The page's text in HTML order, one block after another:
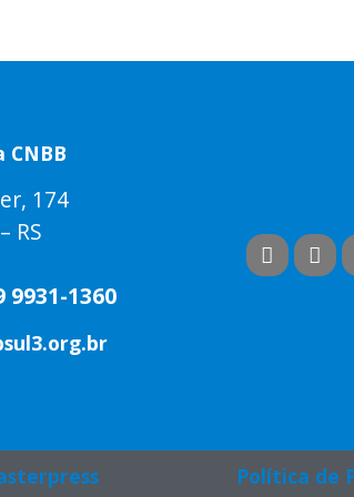
CNBB
174
RS
9931-1360
Política de